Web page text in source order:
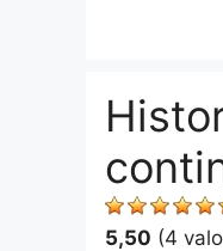
5,50 (4